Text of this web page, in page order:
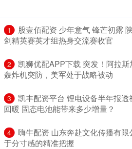
1
股壹佰配资 少年意气 锋芒初露
剑精英赛英才组热身交流赛收官
2
凯狮优配APP下载 突发！阿拉
轰炸机突防，美军处于战略被动
3
凯丰配资平台 锂电设备半年报
回暖 固态电池能带来多少增量？
4
嗨牛配资 山东奔赴文化传播有
于分寸感的精准把握